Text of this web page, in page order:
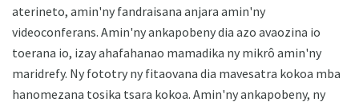
aterineto, amin'ny fandraisana anjara amin'ny
videoconferans. Amin'ny ankapobeny dia azo avaozina io
toerana io, izay ahafahanao mamadika ny mikrô amin'ny
maridrefy. Ny fototry ny fitaovana dia mavesatra kokoa mba
hanomezana tosika tsara kokoa. Amin'ny ankapobeny, ny